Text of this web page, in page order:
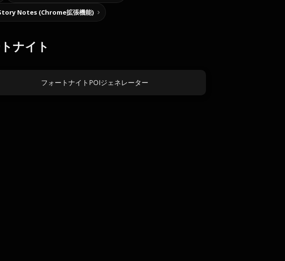
Notes (Chrome拡張機能)
ナイト
フォートナイトPOIジェネレーター